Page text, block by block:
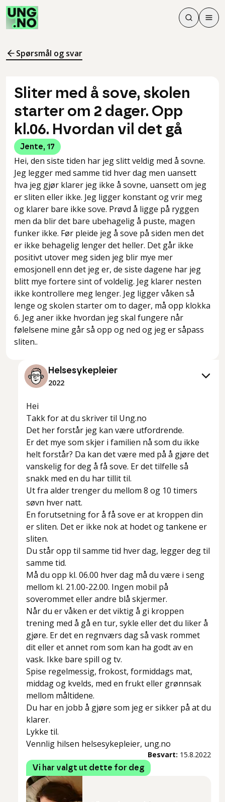
Søk
Søk
Meny
Spørsmål og svar
Sliter med å sove, skolen
starter om 2 dager. Opp
kl.06. Hvordan vil det gå
Jente, 17
Hei, den siste tiden har jeg slitt veldig med å sovne.
Jeg legger med samme tid hver dag men uansett
hva jeg gjør klarer jeg ikke å sovne, uansett om jeg
er sliten eller ikke. Jeg ligger konstant og vrir meg
og klarer bare ikke sove. Prøvd å ligge på ryggen
men da blir det bare ubehagelig å puste, magen
funker ikke. Før pleide jeg å sove på siden men det
er ikke behagelig lenger det heller. Det går ikke
positivt utover meg siden jeg blir mye mer
emosjonell enn det jeg er, de siste dagene har jeg
blitt mye fortere sint of voldelig. Jeg klarer nesten
ikke kontrollere meg lenger. Jeg ligger våken så
lenge og skolen starter om to dager, må opp klokka
6. Jeg aner ikke hvordan jeg skal fungere når
følelsene mine går så opp og ned og jeg er såpass
sliten..
Helsesykepleier
2022
Hei
Takk for at du skriver til Ung.no
Det her forstår jeg kan være utfordrende.
Er det mye som skjer i familien nå som du ikke
helt forstår? Da kan det være med på å gjøre det
vanskelig for deg å få sove. Er det tilfelle så
snakk med en du har tillit til.
Ut fra alder trenger du mellom 8 og 10 timers
søvn hver natt.
En forutsetning for å få sove er at kroppen din
er sliten. Det er ikke nok at hodet og tankene er
sliten.
Du står opp til samme tid hver dag, legger deg til
samme tid.
Må du opp kl. 06.00 hver dag må du være i seng
mellom kl. 21.00-22.00. Ingen mobil på
soverommet eller andre blå skjermer.
Når du er våken er det viktig å gi kroppen
trening med å gå en tur, sykle eller det du liker å
gjøre. Er det en regnværs dag så vask rommet
dit eller et annet rom som kan ha godt av en
vask. Ikke bare spill og tv.
Spise regelmessig, frokost, formiddags mat,
middag og kvelds, med en frukt eller grønnsak
mellom måltidene.
Du har en jobb å gjøre som jeg er sikker på at du
klarer.
Lykke til.
Vennlig hilsen helsesykepleier, ung.no
Besvart: 15.8.2022
Vi har valgt ut dette for deg